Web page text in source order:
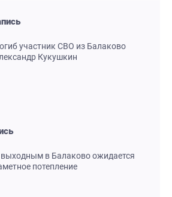
участник СВО из Балаково
Кукушкин
в Балаково ожидается
потепление